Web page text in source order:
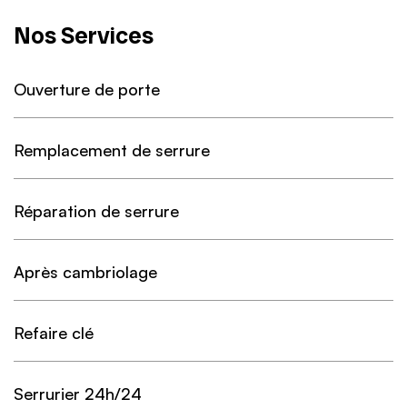
Nos Services
Ouverture de porte
Remplacement de serrure
Réparation de serrure
Après cambriolage
Refaire clé
Serrurier 24h/24